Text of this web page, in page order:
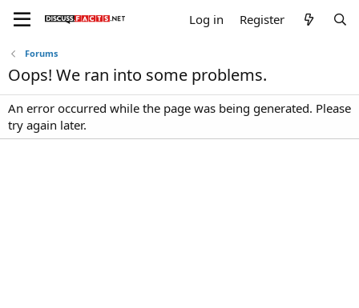
Log in Register
Forums
Oops! We ran into some problems.
An error occurred while the page was being generated. Please
try again later.